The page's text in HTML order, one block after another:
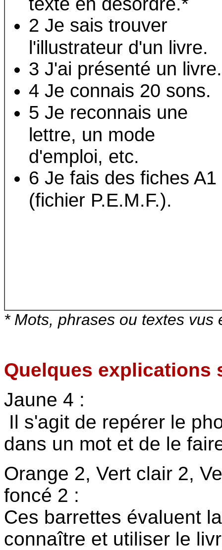
2 Je sais trouver
l'illustrateur d'un livre.
3 J'ai présenté un livre.
4 Je connais 20 sons.
5 Je reconnais une
lettre, un mode
d'emploi, etc.
6 Je fais des fiches A1
(fichier P.E.M.F.).
* Mots, phrases ou textes vus
Quelques explications
Jaune 4 :
Il s'agit de repérer le
dans un mot et de le
Orange 2, Vert clair 2,
foncé 2 :
Ces barrettes évaluent
connaître et utiliser le